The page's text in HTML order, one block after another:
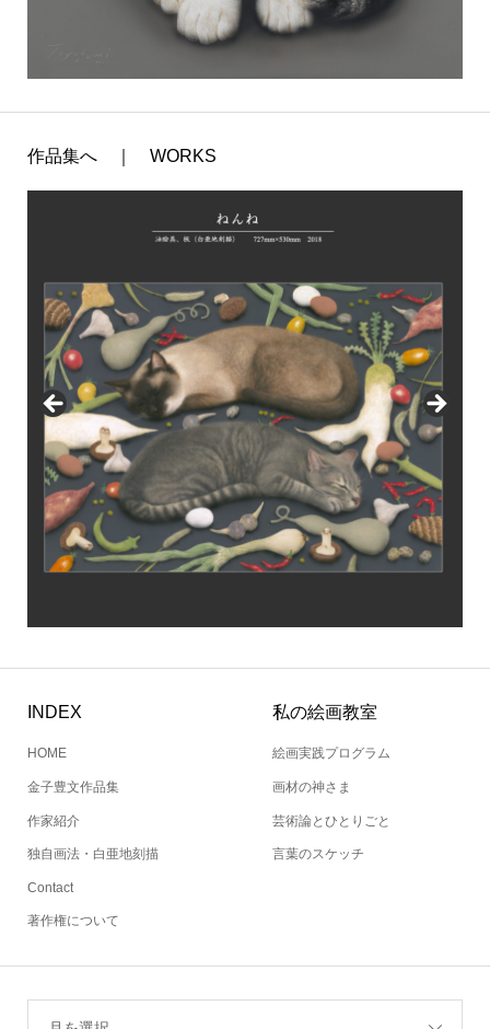
作品集へ ｜ WORKS
INDEX
HOME
金子豊文作品集
作家紹介
独自画法・白亜地刻描
Contact
著作権について
私の絵画教室
絵画実践プログラム
画材の神さま
芸術論とひとりごと
言葉のスケッチ